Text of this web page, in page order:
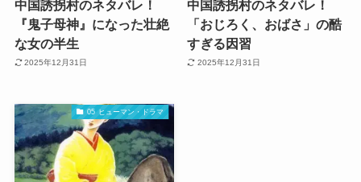
中国誘拐村のネタバレ！
『鬼子母神』になった壮絶
な女の半生
2025年12月31日
中国誘拐村のネタバレ！
「おじろく、おばさ」の酷
すぎる因習
2025年12月31日
05 ヒューマン・ドラマ